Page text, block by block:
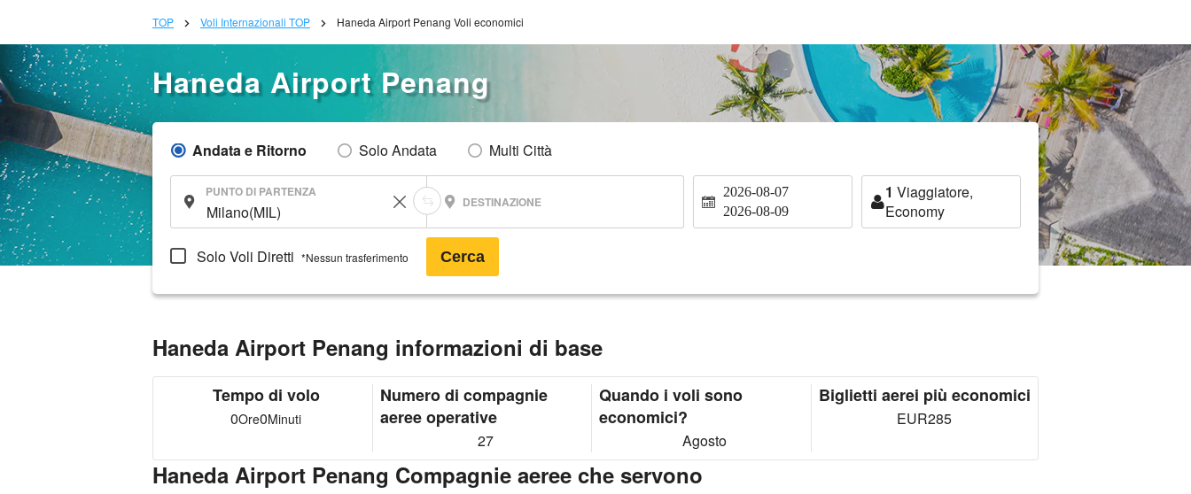
TOP Voli Internazionali TOP Haneda Airport Penang Voli economici
Haneda Airport Penang
Andata e Ritorno Solo Andata Multi Città
PUNTO DI PARTENZA
DESTINAZIONE
2026-08-07
2026-08-09
1 Viaggiatore,
Economy
Solo Voli Diretti *Nessun trasferimento Cerca
Haneda Airport Penang informazioni di base
Tempo di volo
0Ore0Minuti
Numero di compagnie
aeree operative
27
Quando i voli sono
economici?
Agosto
Biglietti aerei più economici
EUR285
Haneda Airport Penang Compagnie aeree che servono